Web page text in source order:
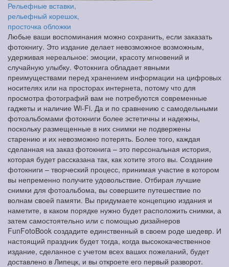
Рельефные вставки,
рельефный корешок,
просточка обложки
Любые ваши воспоминания можно сохранить, если заказать
фотокнигу. Это издание делает невозможное возможным,
удерживая нереальное: эмоции, красоту мгновений и
случайную улыбку. Фотокнига обладает явными
преимуществами перед хранением информации на цифровых
носителях или на просторах интернета, потому что для
просмотра фотографий вам не потребуются современные
гаджеты и наличие Wi-Fi. Да и по сравнению с самодельными
фотоальбомами фотокниги более эстетичны и надежны,
поскольку размещенные в них снимки не подвержены
старению и их невозможно потерять. Более того, каждая
сделанная на заказ фотокнига – это персональная история,
которая будет рассказана так, как хотите этого вы. Создание
фотокниги – творческий процесс, принимая участие в котором
вы непременно получите удовольствие. Отбирая лучшие
снимки для фотоальбома, вы совершите путешествие по
волнам своей памяти. Вы придумаете концепцию издания и
наметите, в каком порядке нужно будет расположить снимки, а
затем самостоятельно или с помощью дизайнеров
FunFotoBook создадите единственный в своем роде шедевр. И
настоящий праздник будет тогда, когда высококачественное
издание, сделанное с учетом всех ваших пожеланий, будет
доставлено в Липецк, и вы откроете его первый разворот.